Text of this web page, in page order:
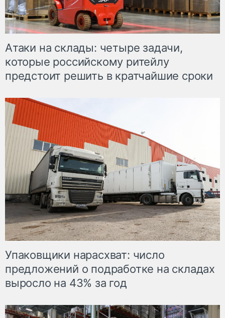
Атаки на склады: четыре задачи,
которые российскому ритейлу
предстоит решить в кратчайшие сроки
Упаковщики нарасхват: число
предложений о подработке на складах
выросло на 43% за год